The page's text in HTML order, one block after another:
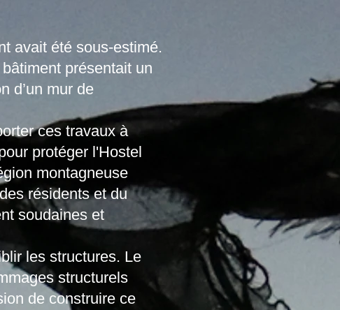
avait été sous-estimé.
présentait un
d’un mur de
ces travaux à
protéger l'Hostel
montagneuse
résidents et du
soudaines et
les structures. Le
structurels
de construire ce